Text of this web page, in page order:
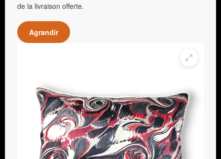
de la livraison offerte.
Agrandir